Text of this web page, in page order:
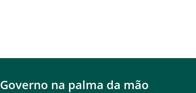
Governo na palma da mão